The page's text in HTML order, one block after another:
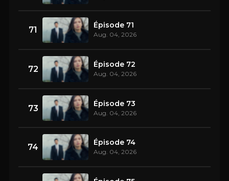
71 Épisode 71
Aug. 04, 2026
72 Épisode 72
Aug. 04, 2026
73 Épisode 73
Aug. 04, 2026
74 Épisode 74
Aug. 04, 2026